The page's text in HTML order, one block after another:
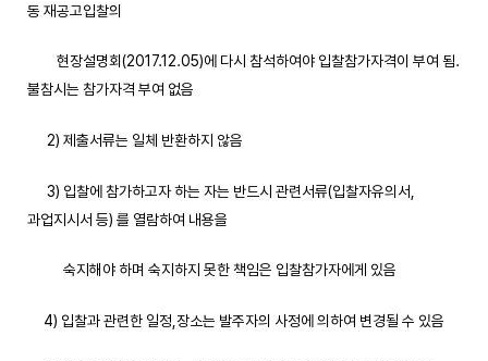
동 재공고입찰의
현장설명회(2017.12.05)에 다시 참석하여야 입찰참가자격이 부여 됨.
불참시는 참가자격 부여 없음
2) 제출서류는 일체 반환하지 않음
3) 입찰에 참가하고자 하는 자는 반드시 관련서류(입찰자유의서,
과업지시서 등) 를 열람하여 내용을
숙지해야 하며 숙지하지 못한 책임은 입찰참가자에게 있음
4) 입찰과 관련한 일정,장소는 발주자의 사정에 의하여 변경될 수 있음